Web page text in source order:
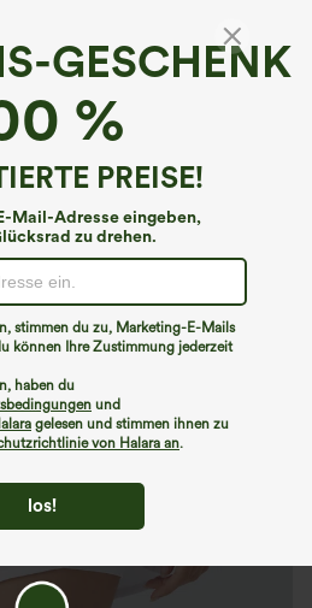
GESCHENK
%
PREISE!
Mail-Adresse eingeben,
zu drehen.
stimmen du zu, Marketing-E-Mails
können Ihre Zustimmung jederzeit
haben du
und
gelesen und stimmen ihnen zu
von Halara an.
los!
Rüschen Kontrast
Yoga-Shorts